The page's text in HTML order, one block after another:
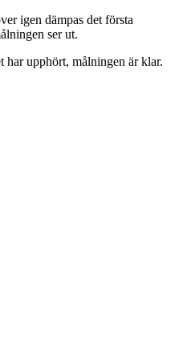
igen dämpas det första
ser ut.
har upphört, målningen är klar.